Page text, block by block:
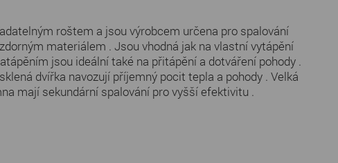
roštem a jsou výrobcem určena pro spalování
materiálem . Jsou vhodná jak na vlastní vytápění
jsou ideální také na přitápění a dotváření pohody .
dvířka navozují příjemný pocit tepla a pohody . Velká
mají sekundární spalování pro vyšší efektivitu .